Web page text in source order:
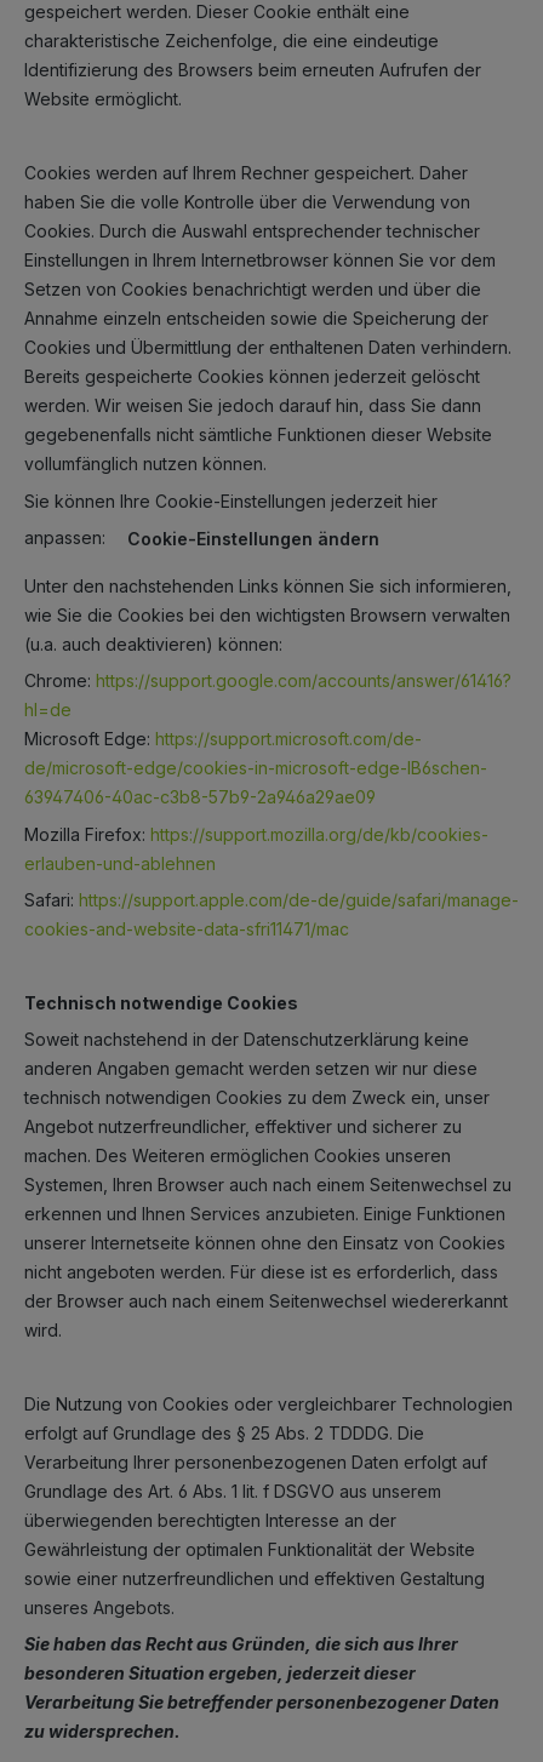
gespeichert werden. Dieser Cookie enthält eine
charakteristische Zeichenfolge, die eine eindeutige
Identifizierung des Browsers beim erneuten Aufrufen der
Website ermöglicht.
Cookies werden auf Ihrem Rechner gespeichert. Daher
haben Sie die volle Kontrolle über die Verwendung von
Cookies. Durch die Auswahl entsprechender technischer
Einstellungen in Ihrem Internetbrowser können Sie vor dem
Setzen von Cookies benachrichtigt werden und über die
Annahme einzeln entscheiden sowie die Speicherung der
Cookies und Übermittlung der enthaltenen Daten verhindern.
Bereits gespeicherte Cookies können jederzeit gelöscht
werden. Wir weisen Sie jedoch darauf hin, dass Sie dann
gegebenenfalls nicht sämtliche Funktionen dieser Website
vollumfänglich nutzen können.
Sie können Ihre Cookie-Einstellungen jederzeit hier
anpassen:
Cookie-Einstellungen ändern
Unter den nachstehenden Links können Sie sich informieren,
wie Sie die Cookies bei den wichtigsten Browsern verwalten
(u.a. auch deaktivieren) können:
Chrome: https://support.google.com/accounts/answer/61416?
hl=de
Microsoft Edge: https://support.microsoft.com/de-
de/microsoft-edge/cookies-in-microsoft-edge-lB6schen-
63947406-40ac-c3b8-57b9-2a946a29ae09
Mozilla Firefox: https://support.mozilla.org/de/kb/cookies-
erlauben-und-ablehnen
Safari: https://support.apple.com/de-de/guide/safari/manage-
cookies-and-website-data-sfri11471/mac
Technisch notwendige Cookies
Soweit nachstehend in der Datenschutzerklärung keine
anderen Angaben gemacht werden setzen wir nur diese
technisch notwendigen Cookies zu dem Zweck ein, unser
Angebot nutzerfreundlicher, effektiver und sicherer zu
machen. Des Weiteren ermöglichen Cookies unseren
Systemen, Ihren Browser auch nach einem Seitenwechsel zu
erkennen und Ihnen Services anzubieten. Einige Funktionen
unserer Internetseite können ohne den Einsatz von Cookies
nicht angeboten werden. Für diese ist es erforderlich, dass
der Browser auch nach einem Seitenwechsel wiedererkannt
wird.
Die Nutzung von Cookies oder vergleichbarer Technologien
erfolgt auf Grundlage des § 25 Abs. 2 TDDDG. Die
Verarbeitung Ihrer personenbezogenen Daten erfolgt auf
Grundlage des Art. 6 Abs. 1 lit. f DSGVO aus unserem
überwiegenden berechtigten Interesse an der
Gewährleistung der optimalen Funktionalität der Website
sowie einer nutzerfreundlichen und effektiven Gestaltung
unseres Angebots.
Sie haben das Recht aus Gründen, die sich aus Ihrer
besonderen Situation ergeben, jederzeit dieser
Verarbeitung Sie betreffender personenbezogener Daten
zu widersprechen.